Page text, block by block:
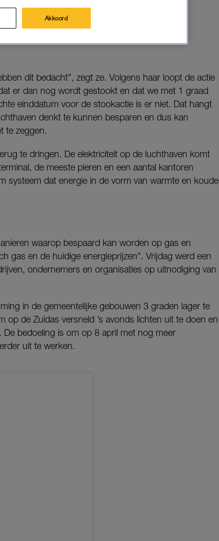
aan Oekraïne.
door de oorlog in Oekraïne.
dit bedacht”, zegt ze. Volgens haar loopt de actie
er dan nog wordt gestookt en dat we met 1 graad
einddatum voor de stookactie is er niet. Dat hangt
denkt te kunnen besparen en dus kan
te zeggen.
te dringen. De elektriciteit op de luchthaven komt
de meeste pieren en een aantal kantoren
systeem dat energie in de vorm van warmte en koude
waarop bespaard kan worden op gas en
gas en de huidige energieprijzen”. Vrijdag werd een
ondernemers en organisaties op uitnodiging van
in de gemeentelijke gebouwen 3 graden lager te
op de Zuidas versneld ’s avonds lichten uit te doen en
bedoeling is om op 8 april met nog meer
uit te werken.
Akkoord